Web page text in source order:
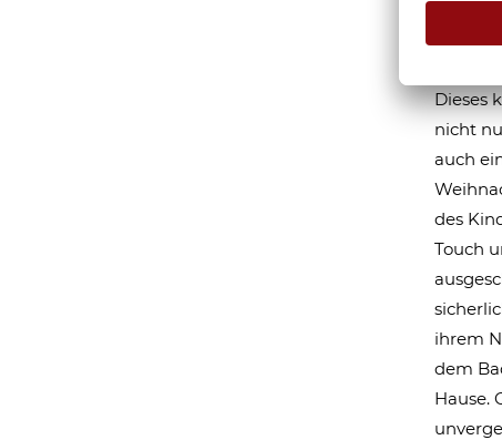
Dieses
nicht
auch
des
Touch
ihrem
dem
Hause.